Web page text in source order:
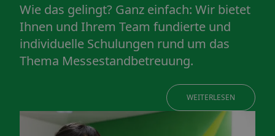
Wie das gelingt? Ganz einfach: Wir bietet
Ihnen und Ihrem Team fundierte und
individuelle Schulungen rund um das
Thema Messestandbetreuung.
WEITERLESEN